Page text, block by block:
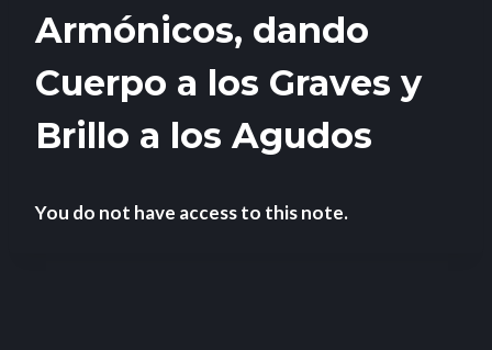
Armónicos, dando
Cuerpo a los Graves y
Brillo a los Agudos
You do not have access to this note.